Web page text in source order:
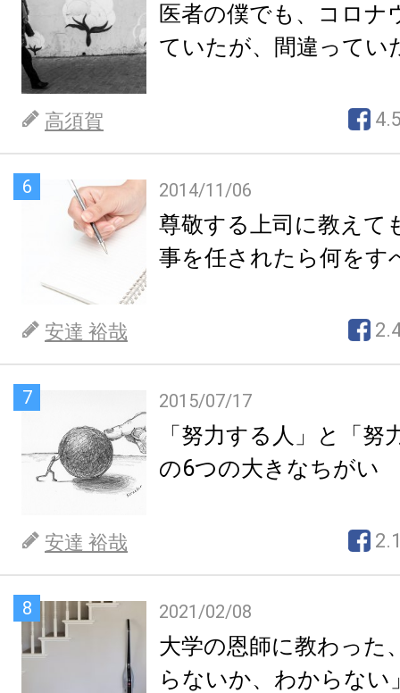
医者の僕でも、コロナ
ていたが、間違ってい
高須賀
6 2014/11/06
尊敬する上司に教えて
事を任されたら何をす
安達 裕哉
7 2015/07/17
「努力する人」と「努
の6つの大きなちがい
安達 裕哉
8 2021/02/08
大学の恩師に教わった
らないか、わからない